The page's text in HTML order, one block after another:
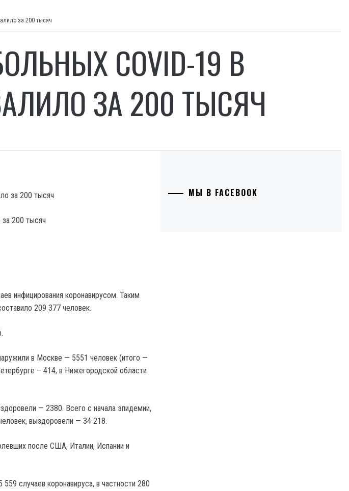
за 200 тысяч
COVID-19 В
ЗА 200 ТЫСЯЧ
200 тысяч
инфицирования коронавирусом. Таким
209 377 человек.
в Москве — 5551 человек (итого —
– 414, в Нижегородской области
— 2380. Всего с начала эпидемии,
выздоровели — 34 218.
после США, Италии, Испании и
случаев коронавируса, в частности 280
МЫ В FACEBOOK